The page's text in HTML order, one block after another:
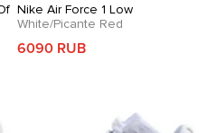
Nike Air Force 1 Low
White/Picante Red
6090 RUB